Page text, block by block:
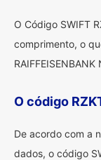
O Código SWIFT
comprimento, o
O código
De acordo com a
dados, o código